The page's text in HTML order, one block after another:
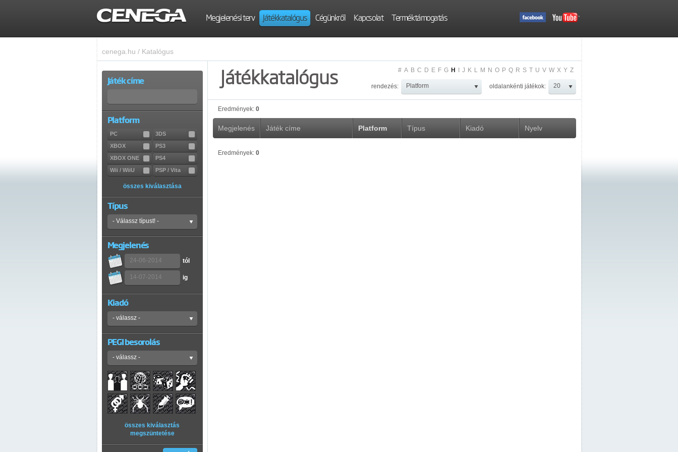
Megjelenési terv Játékkatalógus Cégünkről Kapcsolat Terméktámogatás
cenega.hu / Katalógus
Játék címe
Platform
PC
3DS
XBOX
PS3
XBOX ONE
PS4
Wii / WiiU
PSP / Vita
összes kiválasztása
Típus
Megjelenés
tól
ig
Kiadó
PEGI besorolás
összes kiválasztás
megszüntetése
Játékkatalógus # A B C D E F G H J K L M N O P Q R S T U V W X Y Z
rendezés: oldalankénti játékok:
Eredmények: 0
Megjelenés Játék címe Platform Típus Kiadó Nyelv
Eredmények: 0